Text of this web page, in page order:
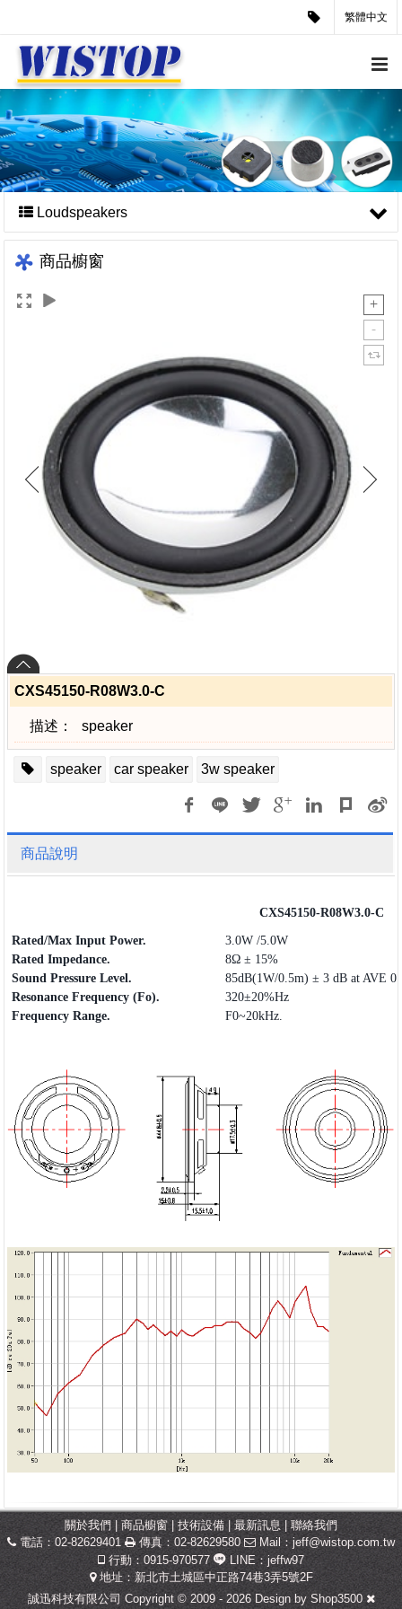
繁體中文
Loudspeakers
商品櫥窗
CXS45150-R08W3.0-C
描述： speaker
speaker car speaker 3w speaker
商品說明
CXS45150-R08W3.0-C
Rated/Max Input Power.
3.0W /5.0W
Rated Impedance.
8Ω ± 15%
Sound Pressure Level.
85dB(1W/0.5m) ± 3 dB at AVE
Resonance Frequency (Fo).
320±20%Hz
Frequency Range. F0~20kHz.
關於我們 | 商品櫥窗 | 技術設備 | 最新訊息|聯絡我們
電話：02-82629401
傳真：02-82629580 Mail： jeff@wistop.com.tw
行動：0915-970577
LINE：jeffw97
地址：新北市土城區中正路74巷3弄5號2F
誠迅科技有限公司 Copyright © 2009 - 2026 Design by Shop3500